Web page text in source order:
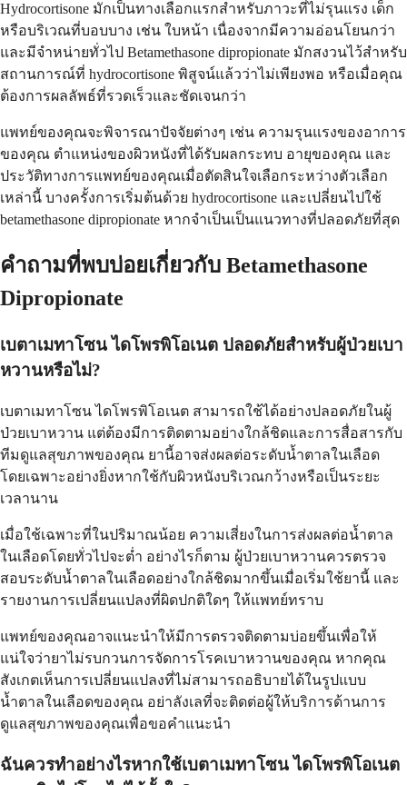
Hydrocortisone มักเป็นทางเลือกแรกสำหรับภาวะที่ไม่รุนแรง เด็ก
หรือบริเวณที่บอบบาง เช่น ใบหน้า เนื่องจากมีความอ่อนโยนกว่า
และมีจำหน่ายทั่วไป Betamethasone dipropionate มักสงวนไว้สำหรับ
สถานการณ์ที่ hydrocortisone พิสูจน์แล้วว่าไม่เพียงพอ หรือเมื่อคุณ
ต้องการผลลัพธ์ที่รวดเร็วและชัดเจนกว่า
แพทย์ของคุณจะพิจารณาปัจจัยต่างๆ เช่น ความรุนแรงของอาการ
ของคุณ ตำแหน่งของผิวหนังที่ได้รับผลกระทบ อายุของคุณ และ
ประวัติทางการแพทย์ของคุณเมื่อตัดสินใจเลือกระหว่างตัวเลือก
เหล่านี้ บางครั้งการเริ่มต้นด้วย hydrocortisone และเปลี่ยนไปใช้
betamethasone dipropionate หากจำเป็นเป็นแนวทางที่ปลอดภัยที่สุด
คำถามที่พบบ่อยเกี่ยวกับ Betamethasone
Dipropionate
เบตาเมทาโซน ไดโพรพิโอเนต ปลอดภัยสำหรับผู้ป่วยเบา
หวานหรือไม่?
เบตาเมทาโซน ไดโพรพิโอเนต สามารถใช้ได้อย่างปลอดภัยในผู้
ป่วยเบาหวาน แต่ต้องมีการติดตามอย่างใกล้ชิดและการสื่อสารกับ
ทีมดูแลสุขภาพของคุณ ยานี้อาจส่งผลต่อระดับน้ำตาลในเลือด
โดยเฉพาะอย่างยิ่งหากใช้กับผิวหนังบริเวณกว้างหรือเป็นระยะ
เวลานาน
เมื่อใช้เฉพาะที่ในปริมาณน้อย ความเสี่ยงในการส่งผลต่อน้ำตาล
ในเลือดโดยทั่วไปจะต่ำ อย่างไรก็ตาม ผู้ป่วยเบาหวานควรตรวจ
สอบระดับน้ำตาลในเลือดอย่างใกล้ชิดมากขึ้นเมื่อเริ่มใช้ยานี้ และ
รายงานการเปลี่ยนแปลงที่ผิดปกติใดๆ ให้แพทย์ทราบ
แพทย์ของคุณอาจแนะนำให้มีการตรวจติดตามบ่อยขึ้นเพื่อให้
แน่ใจว่ายาไม่รบกวนการจัดการโรคเบาหวานของคุณ หากคุณ
สังเกตเห็นการเปลี่ยนแปลงที่ไม่สามารถอธิบายได้ในรูปแบบ
น้ำตาลในเลือดของคุณ อย่าลังเลที่จะติดต่อผู้ให้บริการด้านการ
ดูแลสุขภาพของคุณเพื่อขอคำแนะนำ
ฉันควรทำอย่างไรหากใช้เบตาเมทาโซน ไดโพรพิโอเนต